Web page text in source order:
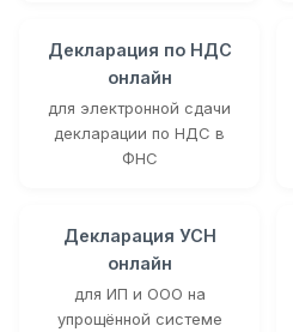
Декларация по НДС
онлайн
для электронной сдачи
декларации по НДС в
ФНС
Декларация УСН
онлайн
для ИП и ООО на
упрощённой системе